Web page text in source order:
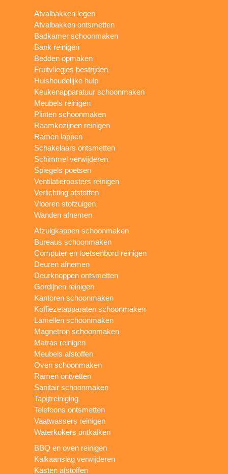
Afvalbakken legen
Afvalbakken ontsmetten
Badkamer schoonmaken
Bank reinigen
Bedden opmaken
Fruitvliegjes bestrijden
Huishoudelijke hulp
Keukenapparatuur schoonmaken
Meubels reinigen
Plinten schoonmaken
Raamkozijnen reinigen
Ramen lappen
Schakelaars ontsmetten
Schimmel verwijderen
Spiegels poetsen
Ventilatieroosters reinigen
Verlichting afstoffen
Vloeren stofzuigen
Wanden afnemen
Afzuigkappen schoonmaken
Bureaus schoonmaken
Computer en toetsenbord reinigen
Deuren afnemen
Deurknoppen ontsmetten
Gordijnen reinigen
Kantoren schoonmaken
Koffiezetapparaten schoonmaken
Lamellen schoonmaken
Magnetron schoonmaken
Matras reinigen
Meubels afstoffen
Oven schoonmaken
Ramen ontvetten
Sanitair schoonmaken
Tapijtreiniging
Telefoons ontsmetten
Vaatwassers reinigen
Waterkokers ontkalken
BBQ en oven reinigen
Kalkaanslag verwijderen
Kasten afstoffen